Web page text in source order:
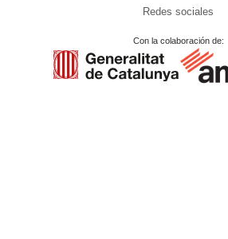
Redes sociales
Con la colaboración de: